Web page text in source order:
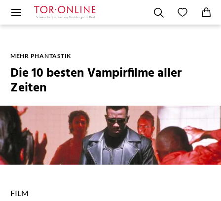
MEHR PHANTASTIK
Die 10 besten Vampirfilme aller
Zeiten
FILM